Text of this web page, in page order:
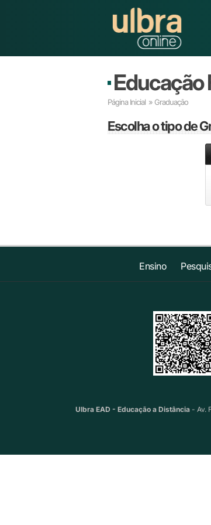
Educação
Página Inicial » Graduação
Escolhao tipo de
Ensino
Ulbra EAD - Educação a Distância - Av.